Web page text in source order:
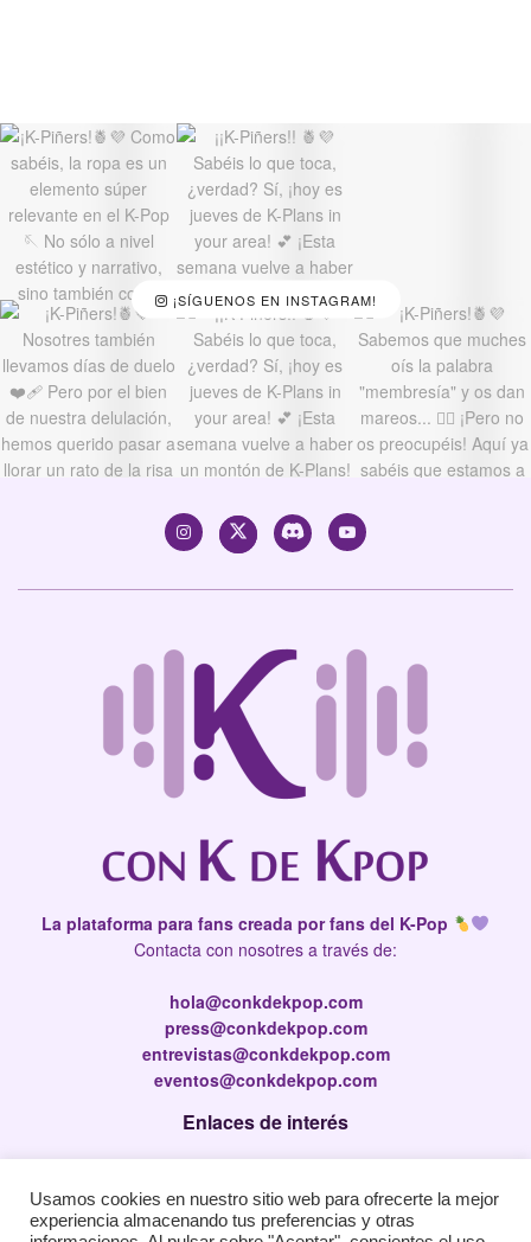
¡SÍGUENOS EN INSTAGRAM!
La plataforma para fans creada por fans del K-Pop
Contacta con nosotres a través de:
hola@conkdekpop.com
press@conkdekpop.com
entrevistas@conkdekpop.com
eventos@conkdekpop.com
Enlaces de interés
Política de privacidad
Usamos cookies en nuestro sitio web para ofrecerte la mejor
experiencia almacenando tus preferencias y otras